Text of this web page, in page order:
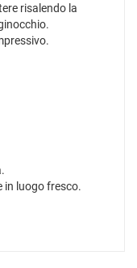
risalendo la
in luogo fresco.